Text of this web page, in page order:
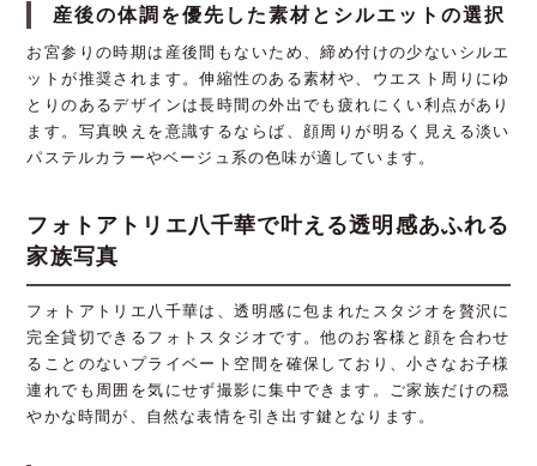
産後の体調を優先した素材とシルエットの選択
お宮参りの時期は産後間もないため、締め付けの少ないシルエ
ットが推奨されます。伸縮性のある素材や、ウエスト周りにゆ
とりのあるデザインは長時間の外出でも疲れにくい利点があり
ます。写真映えを意識するならば、顔周りが明るく見える淡い
パステルカラーやベージュ系の色味が適しています。
フォトアトリエ八千華で叶える透明感あふれる
家族写真
フォトアトリエ八千華は、透明感に包まれたスタジオを贅沢に
完全貸切できるフォトスタジオです。他のお客様と顔を合わせ
ることのないプライベート空間を確保しており、小さなお子様
連れでも周囲を気にせず撮影に集中できます。ご家族だけの穏
やかな時間が、自然な表情を引き出す鍵となります。